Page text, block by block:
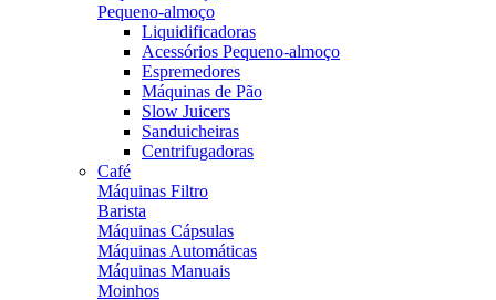
Pequeno-almoço
Liquidificadoras
Acessórios Pequeno-almoço
Espremedores
Máquinas de Pão
Slow Juicers
Sanduicheiras
Centrifugadoras
Café
Máquinas Filtro
Barista
Máquinas Cápsulas
Máquinas Automáticas
Máquinas Manuais
Moinhos